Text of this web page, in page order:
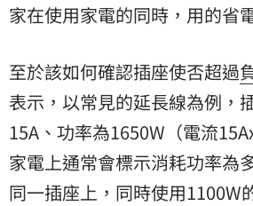
家在使用家電的同時，用的省
至於該如何確認插座使否超過
表示，以常見的延長線為例，
15A、功率為1650W（電流
家電上通常會標示消耗功率為
同一插座上，同時使用1100W